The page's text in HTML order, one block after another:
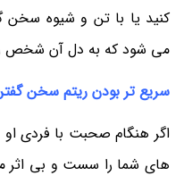
کنید یا با تن و شیوه سخن
می شود که به دل آن شخص
سریع تر بودن ریتم سخن
اگر هنگام صحبت با فردی
های شما را سست و بی اثر